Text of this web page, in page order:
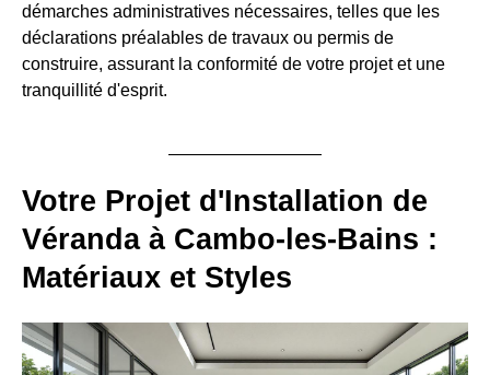
démarches administratives nécessaires, telles que les
déclarations préalables de travaux ou permis de
construire, assurant la conformité de votre projet et une
tranquillité d'esprit.
Votre Projet d'Installation de
Véranda à Cambo-les-Bains :
Matériaux et Styles